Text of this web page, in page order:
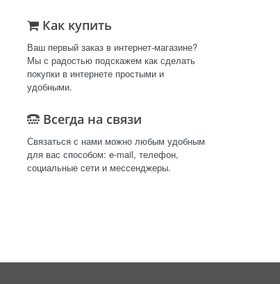
Как купить
Ваш первый заказ в интернет-магазине?
Мы с радостью подскажем как сделать
покупки в интернете простыми и
удобными.
Всегда на связи
Связаться с нами можно любым удобным
для вас способом: e-mail, телефон,
социальные сети и мессенджеры.